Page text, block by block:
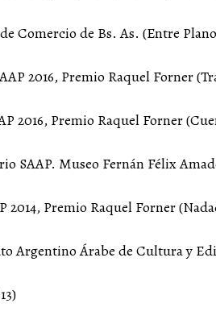
Comercio de Bs. As. (Entre
2016, Premio Raquel Forner
2016, Premio Raquel Forner
SAAP. Museo Fernán Félix
2014, Premio Raquel Forner
Argentino Árabe de Cultura y